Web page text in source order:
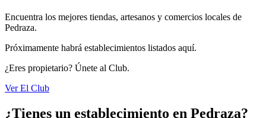
Encuentra los mejores tiendas, artesanos y comercios locales de
Pedraza.
Próximamente habrá establecimientos listados aquí.
¿Eres propietario? Únete al Club.
Ver El Club
¿Tienes un establecimiento en Pedraza?